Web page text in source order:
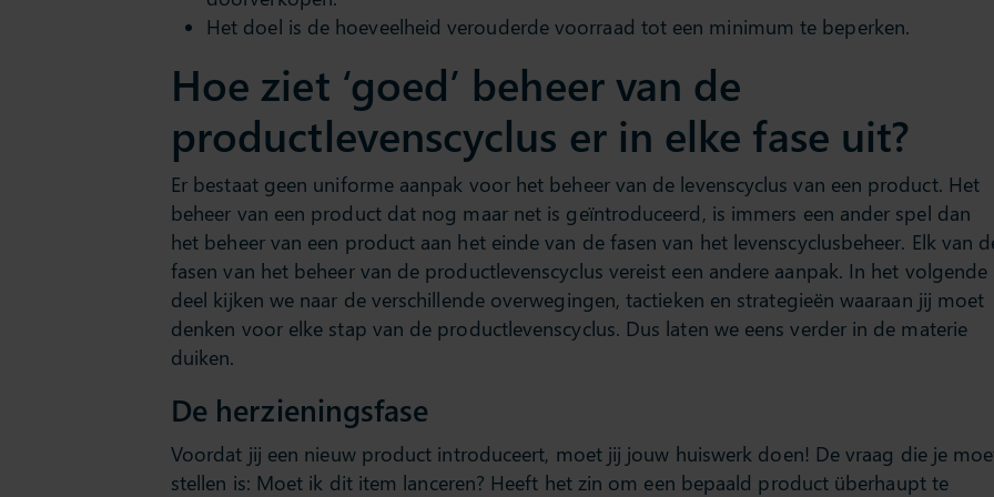
Het doel is de hoeveelheid verouderde voorraad tot een minimum te beperken.
Hoe ziet ‘goed’ beheer van de
productlevenscyclus er in elke fase uit?
Er bestaat geen uniforme aanpak voor het beheer van de levenscyclus van een product. Het
beheer van een product dat nog maar net is geïntroduceerd, is immers een ander spel dan
het beheer van een product aan het einde van de fasen van het levenscyclusbeheer. Elk van
fasen van het beheer van de productlevenscyclus vereist een andere aanpak. In het volgende
deel kijken we naar de verschillende overwegingen, tactieken en strategieën waaraan jij moet
denken voor elke stap van de productlevenscyclus. Dus laten we eens verder in de materie
duiken.
De herzieningsfase
Voordat jij een nieuw product introduceert, moet jij jouw huiswerk doen! De vraag die je
stellen is: Moet ik dit item lanceren? Heeft het zin om een bepaald product überhaupt te